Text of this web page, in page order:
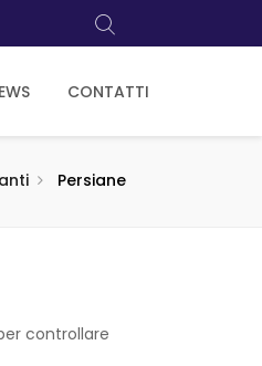
CONTATTI
Persiane
controllare